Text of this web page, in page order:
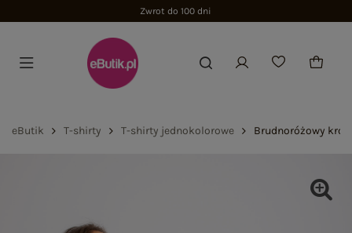
Zwrot do 100 dni
eButik T-shirty T-shirty jednokolorowe Brudnoróżowy